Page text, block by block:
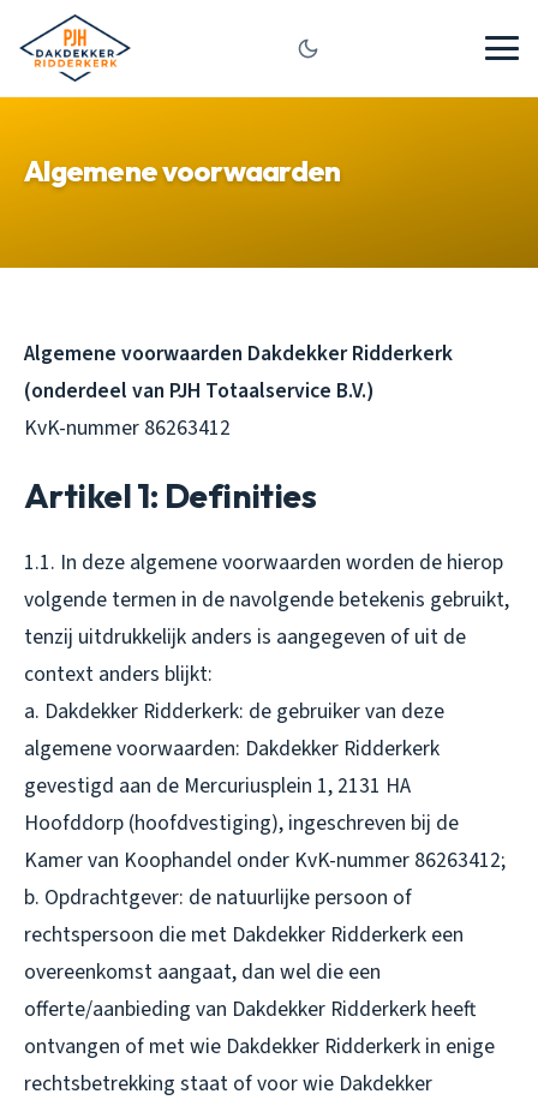
Algemene voorwaarden
Algemene voorwaarden Dakdekker Ridderkerk
(onderdeel van PJH Totaalservice B.V.)
KvK-nummer 86263412
Artikel 1: Definities
1.1. In deze algemene voorwaarden worden de hierop
volgende termen in de navolgende betekenis gebruikt,
tenzij uitdrukkelijk anders is aangegeven of uit de
context anders blijkt:
a. Dakdekker Ridderkerk: de gebruiker van deze
algemene voorwaarden: Dakdekker Ridderkerk
gevestigd aan de Mercuriusplein 1, 2131 HA
Hoofddorp (hoofdvestiging), ingeschreven bij de
Kamer van Koophandel onder KvK-nummer 86263412;
b. Opdrachtgever: de natuurlijke persoon of
rechtspersoon die met Dakdekker Ridderkerk een
overeenkomst aangaat, dan wel die een
offerte/aanbieding van Dakdekker Ridderkerk heeft
ontvangen of met wie Dakdekker Ridderkerk in enige
rechtsbetrekking staat of voor wie Dakdekker